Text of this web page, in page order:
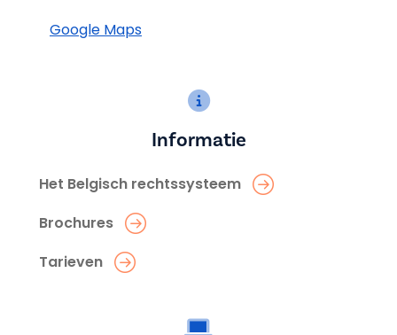
Google Maps
Informatie
Het Belgisch rechtssysteem
Brochures
Tarieven